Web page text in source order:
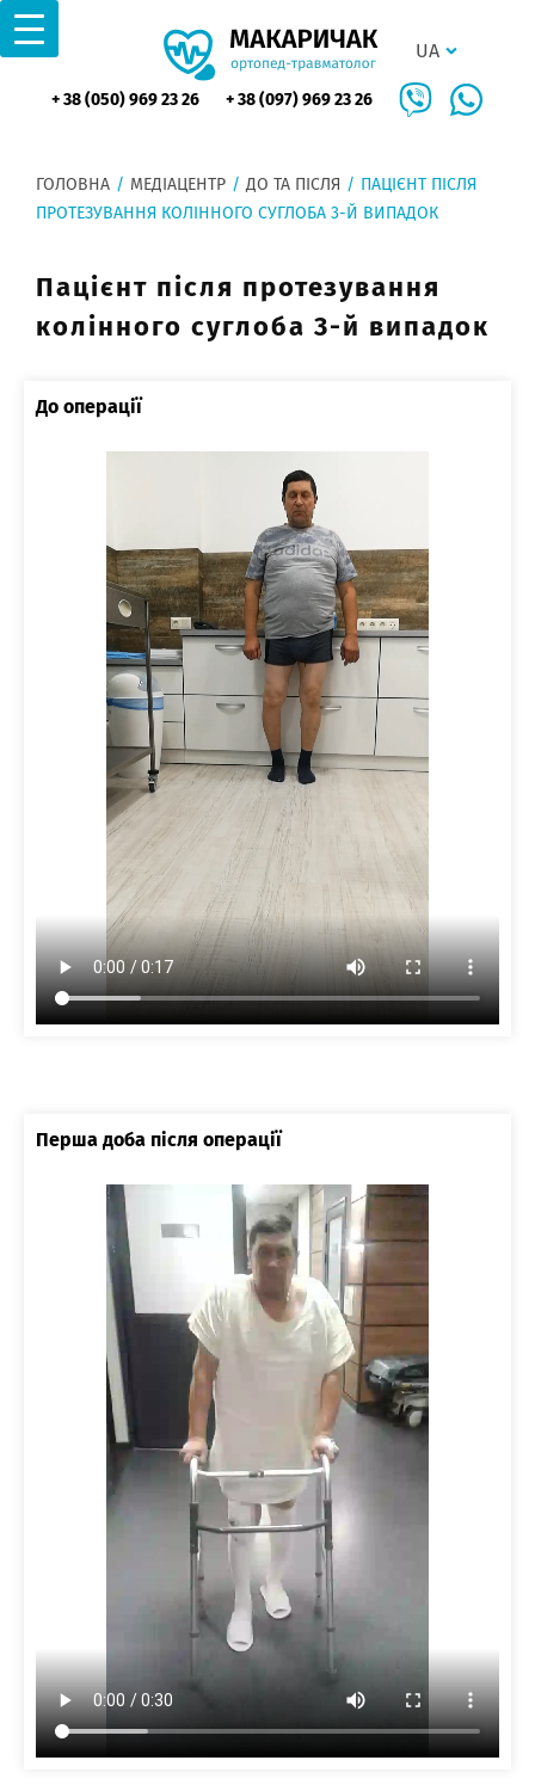
UA
+ 38 (050) 969 23 26 + 38 (097) 969 23 26
ГОЛОВНА / МЕДІАЦЕНТР / ДО ТА ПІСЛЯ / ПАЦІЄНТ ПІСЛЯ
ПРОТЕЗУВАННЯ КОЛІННОГО СУГЛОБА 3-Й ВИПАДОК
Пацієнт після протезування
колінного суглоба 3-й випадок
До операції
Перша доба після операції